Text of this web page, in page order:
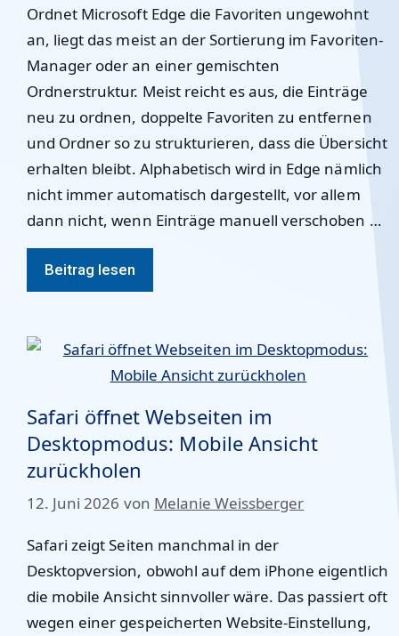
Ordnet Microsoft Edge die Favoriten ungewohnt
an, liegt das meist an der Sortierung im Favoriten-
Manager oder an einer gemischten
Ordnerstruktur. Meist reicht es aus, die Einträge
neu zu ordnen, doppelte Favoriten zu entfernen
und Ordner so zu strukturieren, dass die Übersicht
erhalten bleibt. Alphabetisch wird in Edge nämlich
nicht immer automatisch dargestellt, vor allem
dann nicht, wenn Einträge manuell verschoben …
Beitrag lesen
Safari öffnet Webseiten im
Desktopmodus: Mobile Ansicht
zurückholen
12. Juni 2026 von Melanie Weissberger
Safari zeigt Seiten manchmal in der
Desktopversion, obwohl auf dem iPhone eigentlich
die mobile Ansicht sinnvoller wäre. Das passiert oft
wegen einer gespeicherten Website-Einstellung,